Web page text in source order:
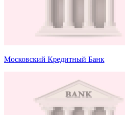
Московский Кредитный Банк